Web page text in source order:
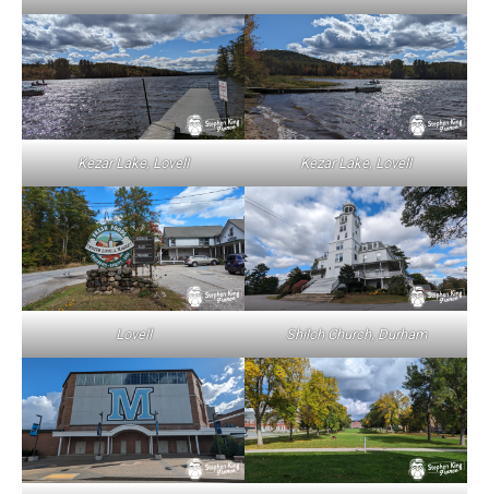
Kezar Lake, Lovell Kezar Lake, Lovell
Lovell Shiloh Church, Durham